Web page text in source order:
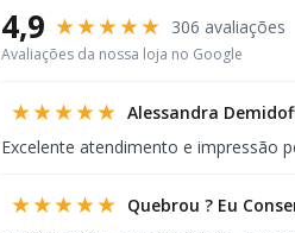
4,9 ★★★★★ 306 avaliações
Avaliações da nossa loja no Google
★★★★★ Alessandra
Excelente atendimento e impressão
★★★★★ Quebrou ? Eu